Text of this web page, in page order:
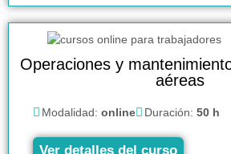
Operaciones y
aéreas
Modalidad: online Duración: 50 h
Ver detalles del curso